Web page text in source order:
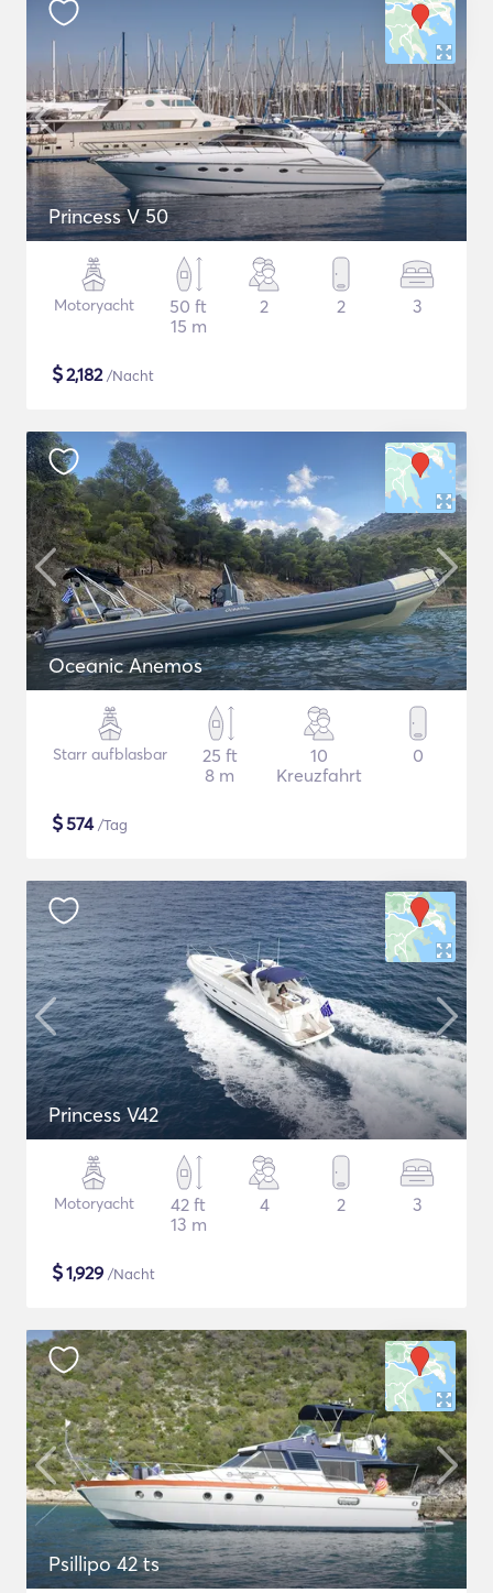
Princess V 50
Motoryacht
50 ft
15 m
2 2 3
$2,182/Nacht
Oceanic Anemos
Starr aufblasbar
25 ft
8 m
10
Kreuzfahrt
0
$574/Tag
Princess V42
Motoryacht
42 ft
13 m
4 2 3
$1,929 /Nacht
Psillipo 42 ts